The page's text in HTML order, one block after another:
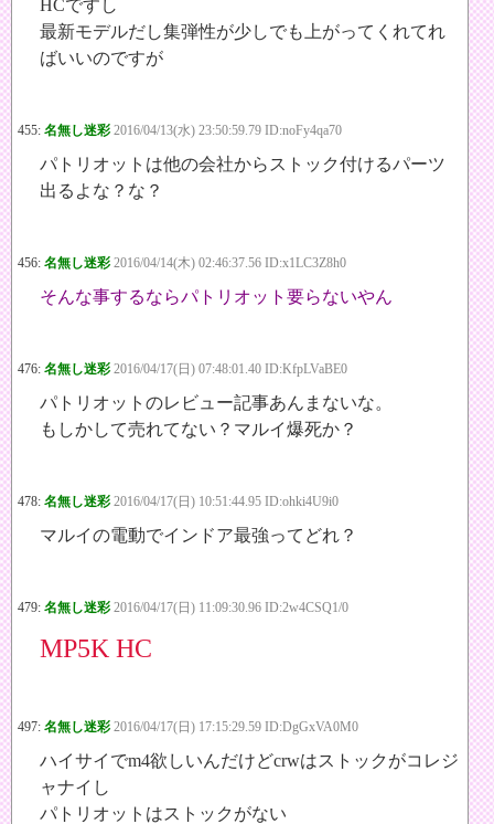
HCですし
最新モデルだし集弾性が少しでも上がってくれてれ
ばいいのですが
455: 名無し迷彩 2016/04/13(水) 23:50:59.79 ID:noFy4qa70
パトリオットは他の会社からストック付けるパーツ
出るよな？な？
456: 名無し迷彩 2016/04/14(木) 02:46:37.56 ID:x1LC3Z8h0
そんな事するならパトリオット要らないやん
476: 名無し迷彩 2016/04/17(日) 07:48:01.40 ID:KfpLVaBE0
パトリオットのレビュー記事あんまないな。
もしかして売れてない？マルイ爆死か？
478: 名無し迷彩 2016/04/17(日) 10:51:44.95 ID:ohki4U9i0
マルイの電動でインドア最強ってどれ？
479: 名無し迷彩 2016/04/17(日) 11:09:30.96 ID:2w4CSQ1/0
MP5K HC
497: 名無し迷彩 2016/04/17(日) 17:15:29.59 ID:DgGxVA0M0
ハイサイでm4欲しいんだけどcrwはストックがコレジ
ャナイし
パトリオットはストックがない